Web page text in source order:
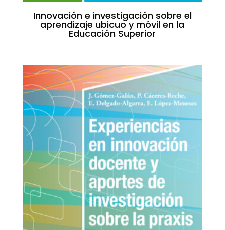
Innovación e investigación sobre el
aprendizaje ubicuo y móvil en la
Educación Superior